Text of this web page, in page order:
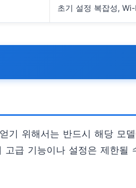
초기 설정 복잡성,
위해서는 반드시 해당 모
급 기능이나 설정은 제한될